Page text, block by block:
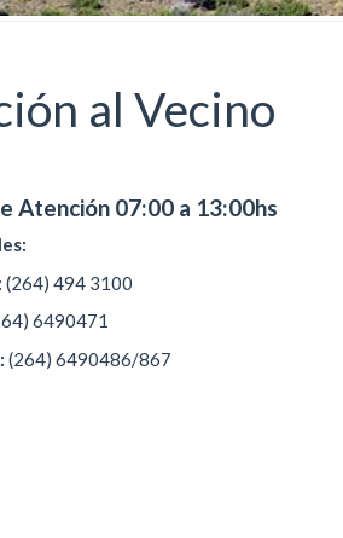
al Vecino
Atención 07:00 a 13:00hs
(264) 494 3100
6490471
(264) 6490486/867